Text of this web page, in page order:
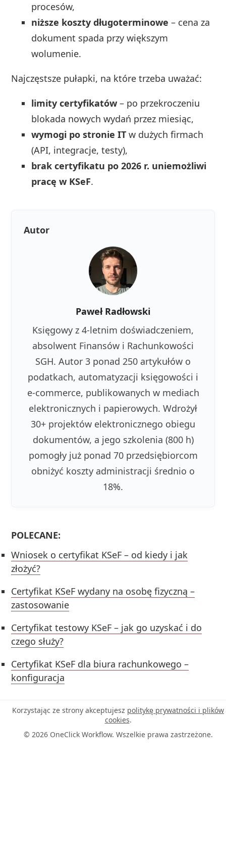
procesów,
niższe koszty długoterminowe – cena za
dokument spada przy większym
wolumenie.
Najczęstsze pułapki, na które trzeba uważać:
limity certyfikatów – po przekroczeniu
blokada nowych wydań przez miesiąc,
wymogi po stronie IT w dużych firmach
(API, integracje, testy),
brak certyfikatu po 2026 r. uniemożliwi
pracę w KSeF.
Autor
Paweł Radłowski
Księgowy z 4-letnim doświadczeniem,
absolwent Finansów i Rachunkowości
SGH. Autor 3 ponad 250 artykułów o
podatkach, automatyzacji księgowości i
e-commerce, publikowanych w mediach
elektronicznych i papierowych. Wdrożył
30+ projektów elektronicznego obiegu
dokumentów, a jego szkolenia (800 h)
pomogły już ponad 70 przedsiębiorcom
obniżyć koszty administracji średnio o
18%.
POLECANE:
Wniosek o certyfikat KSeF – od kiedy i jak
złożyć?
Certyfikat KSeF wydany na osobę fizyczną –
zastosowanie
Certyfikat testowy KSeF – jak go uzyskać i do
czego służy?
Certyfikat KSeF dla biura rachunkowego –
konfiguracja
Korzystając ze strony akceptujesz politykę prywatności i plików
cookies.
© 2026 OneClick Workflow. Wszelkie prawa zastrzeżone.